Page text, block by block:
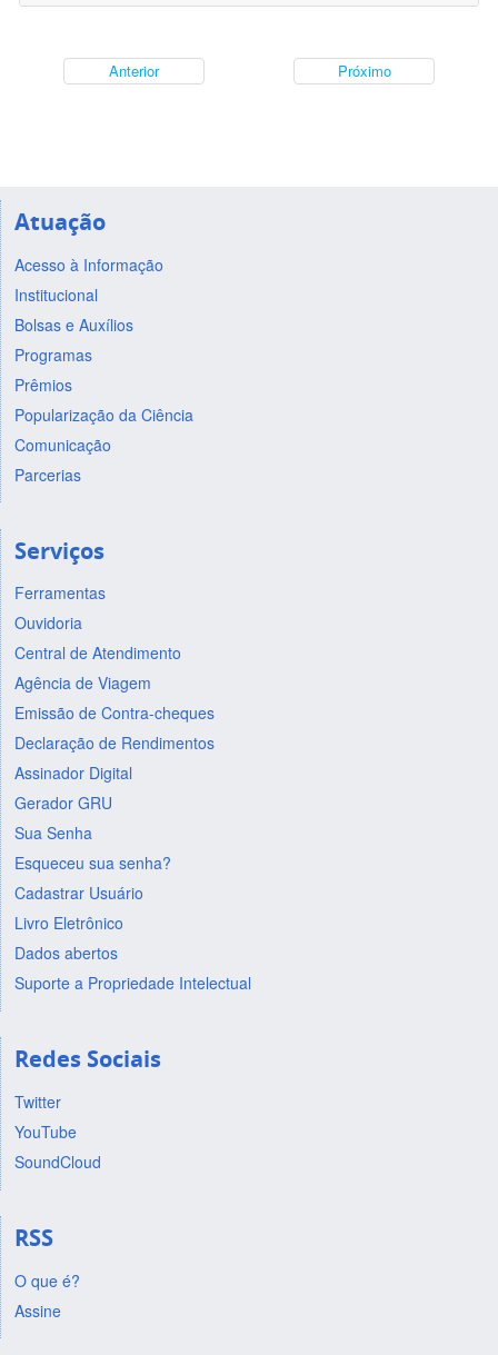
Anterior Próximo
Atuação
Acesso à Informação
Institucional
Bolsas e Auxílios
Programas
Prêmios
Popularização da Ciência
Comunicação
Parcerias
Serviços
Ferramentas
Ouvidoria
Central de Atendimento
Agência de Viagem
Emissão de Contra-cheques
Declaração de Rendimentos
Assinador Digital
Gerador GRU
Sua Senha
Esqueceu sua senha?
Cadastrar Usuário
Livro Eletrônico
Dados abertos
Suporte a Propriedade Intelectual
Redes Sociais
Twitter
YouTube
SoundCloud
RSS
O que é?
Assine